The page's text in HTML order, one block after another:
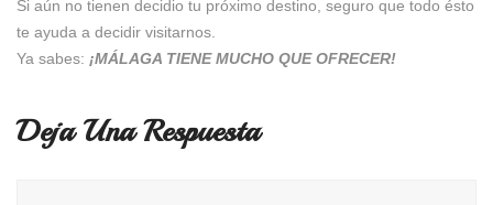
Si aún no tienen decidio tu próximo destino, seguro que todo ésto
te ayuda a decidir visitarnos.
Ya sabes: ¡MÁLAGA TIENE MUCHO QUE OFRECER!
Deja Una Respuesta